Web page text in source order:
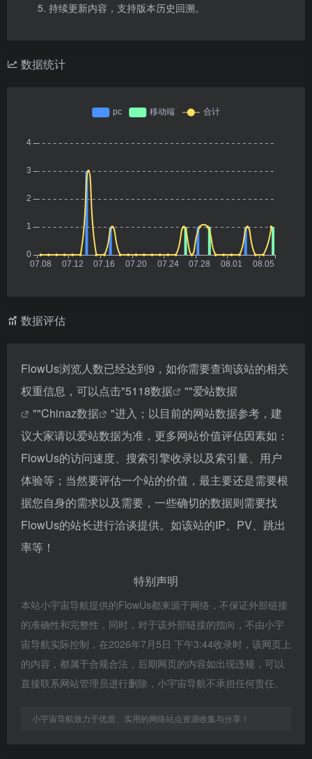
持续更新内容，支持版本历史回溯。
数据统计
数据评估
FlowUs浏览人数已经达到9，如你需要查询该站的相关
权重信息，可以点击"5118数据 ""爱站数据
""Chinaz数据
"进入；以目前的网站数据参考，建
议大家请以爱站数据为准，更多网站价值评估因素如：
FlowUs的访问速度、搜索引擎收录以及索引量、用户
体验等；当然要评估一个站的价值，最主要还是需要根
据您自身的需求以及需要，一些确切的数据则需要找
FlowUs的站长进行洽谈提供。如该站的IP、PV、跳出
率等！
特别声明
本站小宇宙导航提供的FlowUs都来源于网络，不保证外部链接
的准确性和完整性，同时，对于该外部链接的指向，不由小宇
宙导航实际控制，在2026年7月5日 下午3:44收录时，该网页上
的内容，都属于合规合法，后期网页的内容如出现违规，可以
直接联系网站管理员进行删除，小宇宙导航不承担任何责任。
小宇宙导航致力于优质、实用的网络站点资源收集与分享！